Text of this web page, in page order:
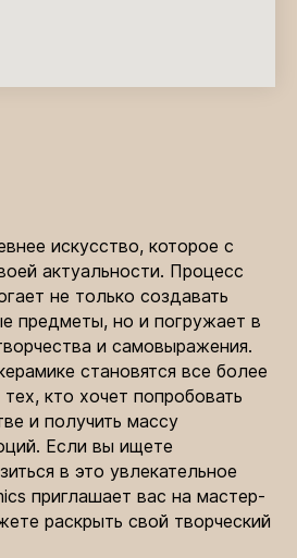
искусство, которое с
актуальности. Процесс
не только создавать
предметы, но и погружает в
и самовыражения.
становятся все более
кто хочет попробовать
и получить массу
Если вы ищете
в это увлекательное
приглашает вас на мастер-
раскрыть свой творческий